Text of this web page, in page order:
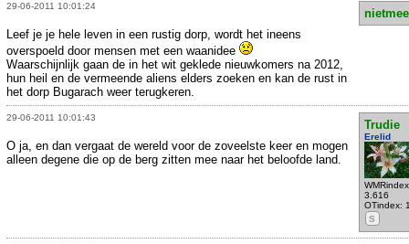
29-06-2011 10:01:24
Leef je je hele leven in een rustig dorp, wordt het ineens
overspoeld door mensen met een waanidee
Waarschijnlijk gaan de in het wit geklede nieuwkomers na 2012,
hun heil en de vermeende aliens elders zoeken en kan de rust in
het dorp Bugarach weer terugkeren.
29-06-2011 10:01:43
Trudie
Erelid
3.616
OTindex:
S
O ja, en dan vergaat de wereld voor de zoveelste keer en mogen
alleen degene die op de berg zitten mee naar het beloofde land.